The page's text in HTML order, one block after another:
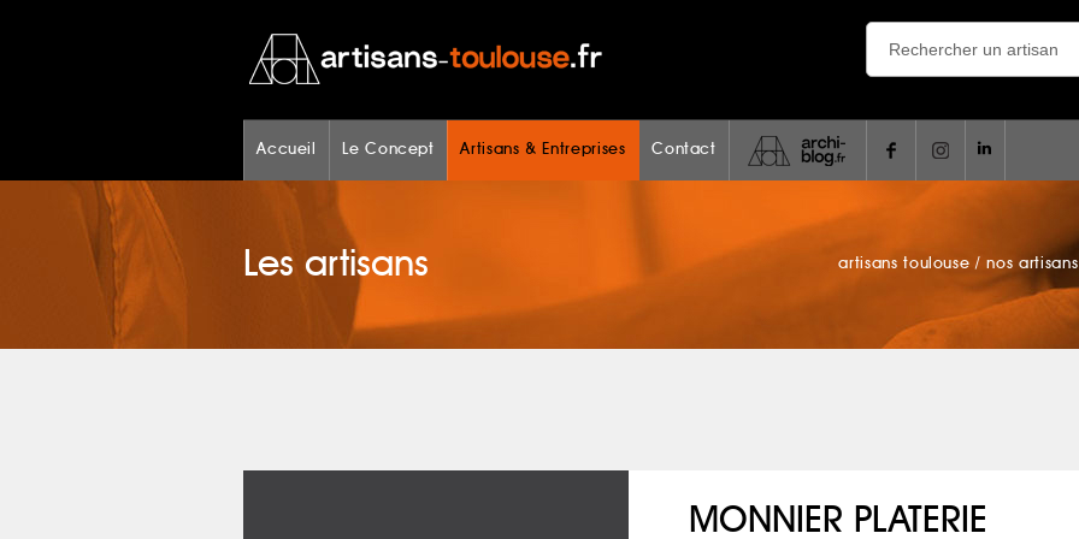
Accueil Le Concept Artisans & Entreprises Contact
Les artisans artisans toulouse /nos artisans
MONNIER PLATERIE